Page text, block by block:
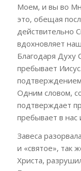
Моем, и вы во
это, обещая
действительно
вдохновляет
Благодаря Духу
пребывает
Одним словом,
подтверждает
пребывает в
Завеса
и «святое», так
Христа,